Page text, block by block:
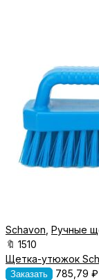
Schavon Ручные
🔖 1510
Щетка-утюжок
Заказать 785,79 ₽